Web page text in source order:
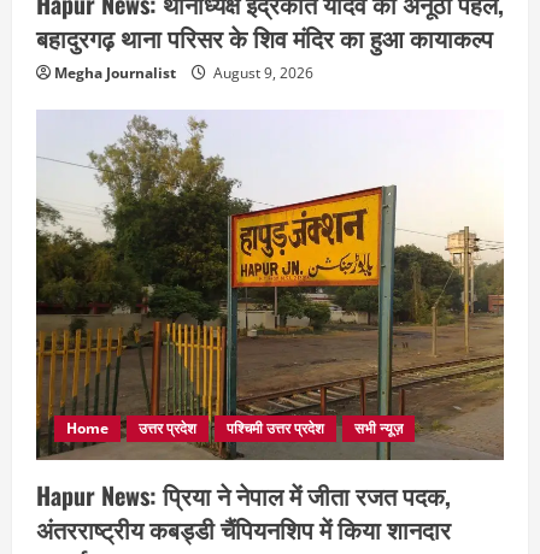
बहादुरगढ़ थाना परिसर के शिव मंदिर का हुआ कायाकल्प
Megha Journalist August 9, 2026
Home उत्तर प्रदेश पश्चिमी उत्तर प्रदेश सभी न्यूज़
Hapur News: प्रिया ने नेपाल में जीता रजत पदक,
अंतरराष्ट्रीय कबड्डी चैंपियनशिप में किया शानदार